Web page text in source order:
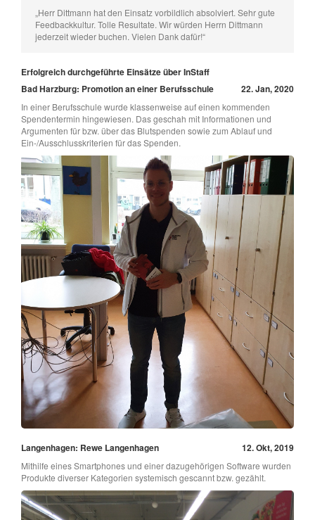
„Herr Dittmann hat den Einsatz vorbildlich absolviert. Sehr gute
Feedbackkultur. Tolle Resultate. Wir würden Herrn Dittmann
jederzeit wieder buchen. Vielen Dank dafür!“
Erfolgreich durchgeführte Einsätze über InStaff
Bad Harzburg: Promotion an einer Berufsschule
22. Jan, 2020
In einer Berufsschule wurde klassenweise auf einen kommenden
Spendentermin hingewiesen. Das geschah mit Informationen und
Argumenten für bzw. über das Blutspenden sowie zum Ablauf und
Ein-/Ausschlusskriterien für das Spenden.
Langenhagen: Rewe Langenhagen 12. Okt, 2019
Mithilfe eines Smartphones und einer dazugehörigen Software wurden
Produkte diverser Kategorien systemisch gescannt bzw. gezählt.